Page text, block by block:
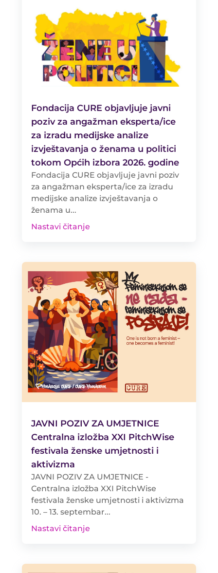
Fondacija CURE objavljuje javni
poziv za angažman eksperta/ice
za izradu medijske analize
izvještavanja o ženama u politici
tokom Općih izbora 2026. godine
Fondacija CURE objavljuje javni poziv
za angažman eksperta/ice za izradu
medijske analize izvještavanja o
ženama u...
Nastavi čitanje
JAVNI POZIV ZA UMJETNICE
Centralna izložba XXI PitchWise
festivala ženske umjetnosti i
aktivizma
JAVNI POZIV ZA UMJETNICE -
Centralna izložba XXI PitchWise
festivala ženske umjetnosti i aktivizma
10. – 13. septembar...
Nastavi čitanje